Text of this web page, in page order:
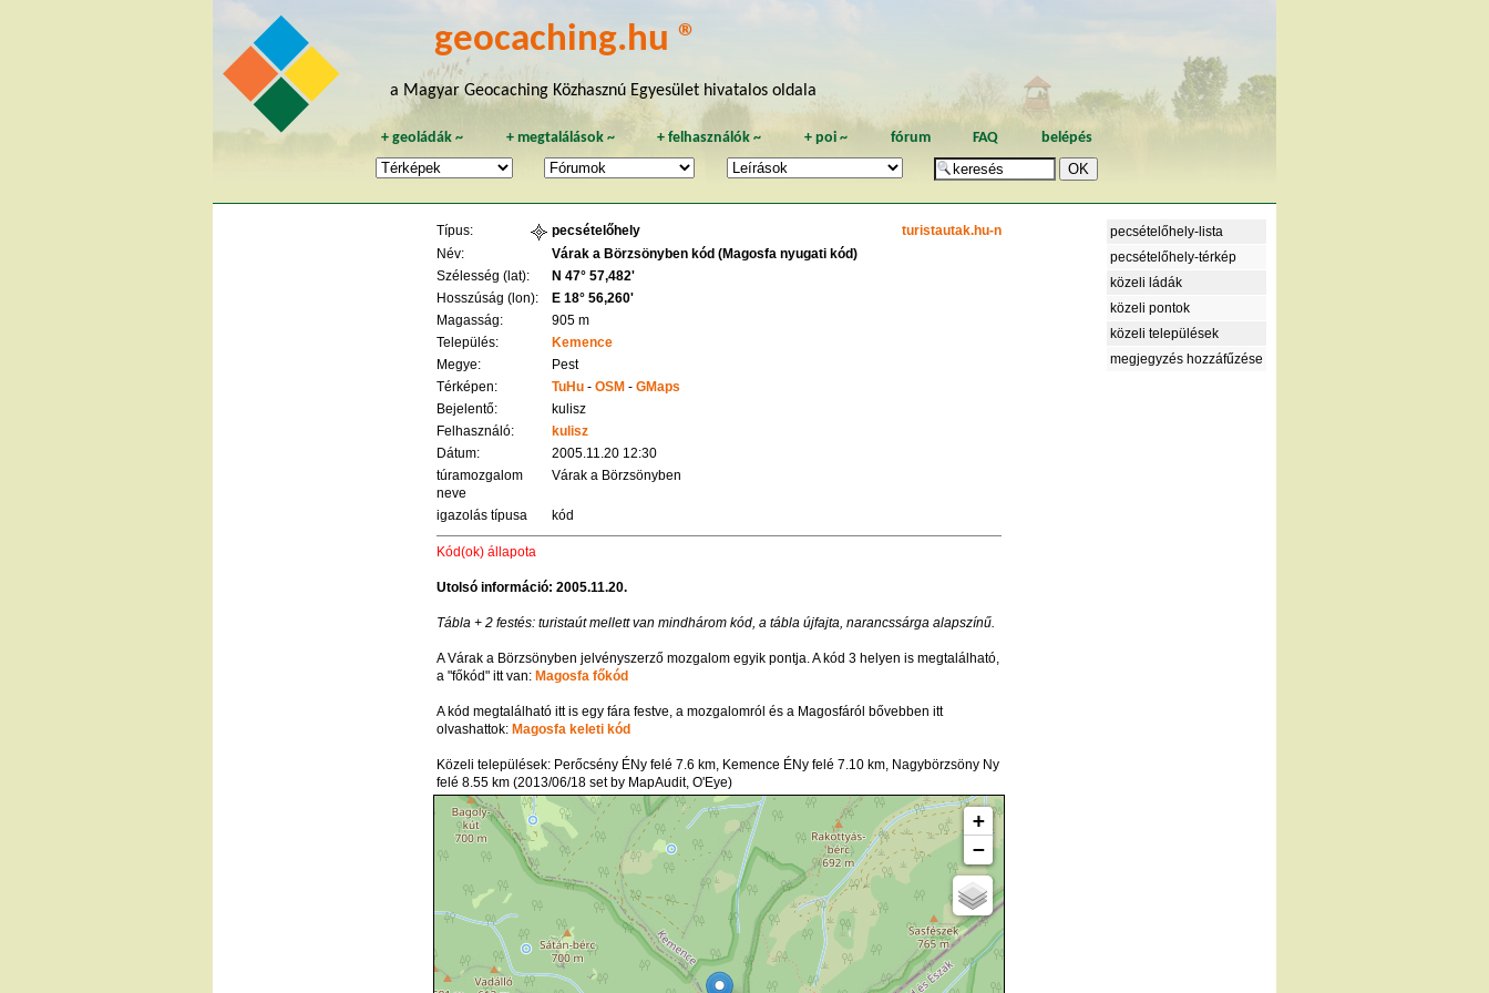
geocaching.hu ®
a Magyar Geocaching Közhasznú Egyesület hivatalos oldala
+geoládák ~ + megtalálások~ +felhasználók ~ + poi~ fórum FAQ belépés
Típus: pecsételőhely
turistautak.hu-n
Név:
Várak a Börzsönyben kód (Magosfa nyugati kód)
Szélesség (lat):
N 47° 57,482'
Hosszúság (lon):
E 18° 56,260'
Magasság:
905 m
Település:
Kemence
Megye:
Pest
Térképen:
TuHu - OSM - GMaps
Bejelentő:
kulisz
Felhasználó:
kulisz
Dátum:
2005.11.20 12:30
túramozgalom
neve
Várak a Börzsönyben
igazolás típusa kód
Kód(ok) állapota
Utolsó információ: 2005.11.20.
Tábla + 2 festés: turistaút mellett van mindhárom kód, a tábla újfajta, narancssárga alapszínű.
A Várak a Börzsönyben jelvényszerző mozgalom egyik pontja. A kód 3 helyen is megtalálható,
a "főkód" itt van: Magosfa főkód
A kód megtalálható itt is egy fára festve, a mozgalomról és a Magosfáról bővebben itt
olvashattok: Magosfa keleti kód
Közeli települések: Perőcsény ÉNy felé 7.6 km, Kemence ÉNy felé 7.10 km, Nagybörzsöny Ny
felé 8.55 km (2013/06/18 set by MapAudit, O'Eye)
+
−
pecsételőhely-lista
pecsételőhely-térkép
közeli ládák
közeli pontok
közeli települések
megjegyzés hozzáfűzése